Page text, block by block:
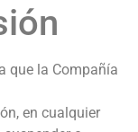
que la Compañía
en cualquier